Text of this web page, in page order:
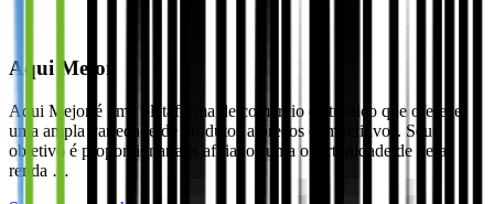
Aqui Mejor
Aqui Mejor é uma plataforma de comércio eletrônico que oferece
uma ampla variedade de produtos a preços competitivos. Seu
objetivo é proporcionar aos afiliados uma oportunidade de gerar
renda …